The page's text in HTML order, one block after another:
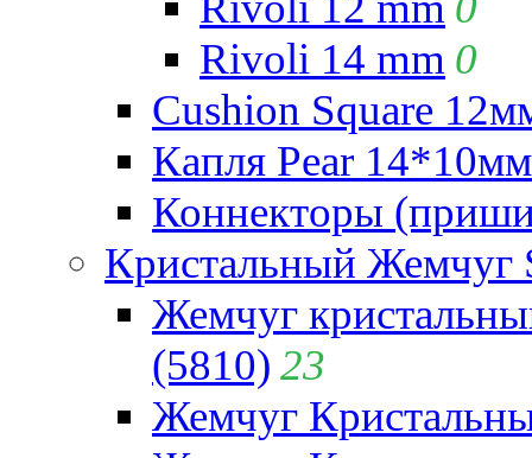
Rivoli 14 mm 0
Cushion Square
Капля Pear
Коннекторы
Кристальный Жемчуг
Жемчуг
(5810) 23
Жемчуг